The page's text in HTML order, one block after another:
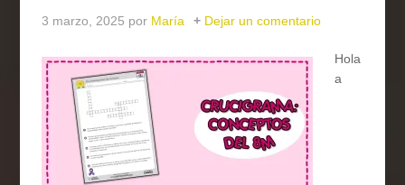
3 marzo, 2025 por María Dejar un comentario
Hola
a